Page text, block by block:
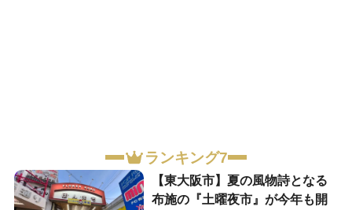
ランキング7
【東大阪市】夏の風物詩となる
布施の『土曜夜市』が今年も開